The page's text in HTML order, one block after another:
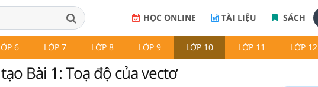
HỌC ONLINE TÀI LIỆU SÁCH
6 LỚP 7 LỚP 8 LỚP 9 LỚP 10 LỚP 11 LỚP 12
Bài 1: Toạ độ của vectơ